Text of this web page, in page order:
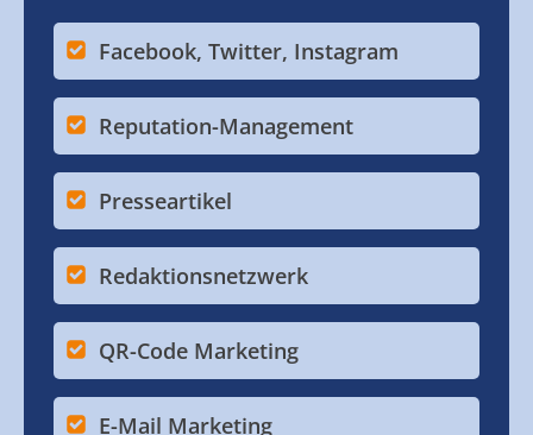
Facebook, Twitter, Instagram
Reputation-Management
Presseartikel
Redaktionsnetzwerk
QR-Code Marketing
E-Mail Marketing